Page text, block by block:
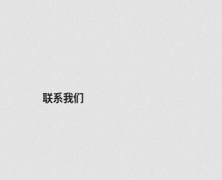
联系我们